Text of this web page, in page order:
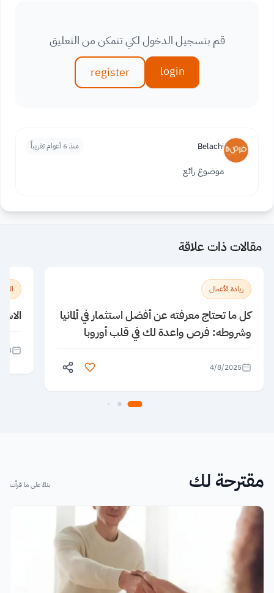
قم بتسجيل الدخول لكي تتمكن من التعليق
login
register
Belachi منذ 6 أعوام تقريباً
موضوع رائع
مقالات ذات علاقة
ريادة الأعمال
كل ما تحتاج معرفته عن أفضل استثمار في ألمانيا
وشروطه: فرص واعدة لك في قلب أوروبا
4/8/2025
مقترحة لك بناءً على ما قرأت